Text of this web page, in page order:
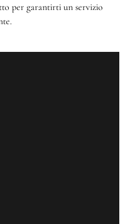
per garantirti un servizio